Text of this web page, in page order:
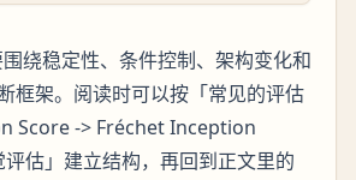
绕稳定性、条件控制、架构变化和
框架。阅读时可以按「常见的评估
Score -> Fréchet Inception
估」建立结构，再回到正文里的